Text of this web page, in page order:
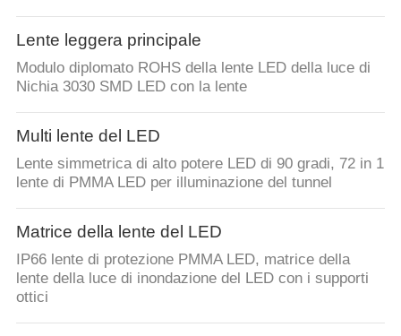
Lente leggera principale
Modulo diplomato ROHS della lente LED della luce di
Nichia 3030 SMD LED con la lente
Multi lente del LED
Lente simmetrica di alto potere LED di 90 gradi, 72 in 1
lente di PMMA LED per illuminazione del tunnel
Matrice della lente del LED
IP66 lente di protezione PMMA LED, matrice della
lente della luce di inondazione del LED con i supporti
ottici